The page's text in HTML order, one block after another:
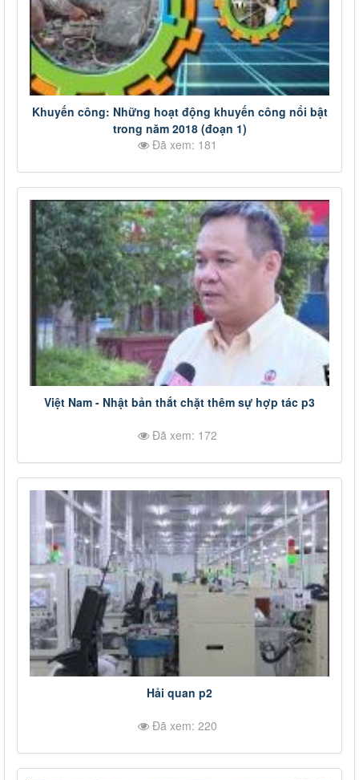
Khuyến công: Những hoạt động khuyến công nổi bật
trong năm 2018 (đoạn 1)
Đã xem: 181
Việt Nam - Nhật bản thắt chặt thêm sự hợp tác p3
Đã xem: 172
Hải quan p2
Đã xem: 220